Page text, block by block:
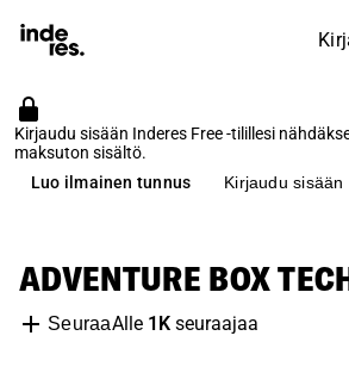
Kirjaudu sisään Inderes Free -tilillesi
maksuton sisältö.
Luo ilmainen tunnus
Kirjaudu sisään
ADVENTURE BOX
SeuraaAlle 1Kseuraajaa